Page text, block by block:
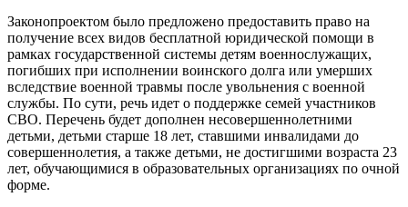
Законопроектом было предложено предоставить право на
получение всех видов бесплатной юридической помощи в
рамках государственной системы детям военнослужащих,
погибших при исполнении воинского долга или умерших
вследствие военной травмы после увольнения с военной
службы. По сути, речь идет о поддержке семей участников
СВО. Перечень будет дополнен несовершеннолетними
детьми, детьми старше 18 лет, ставшими инвалидами до
совершеннолетия, а также детьми, не достигшими возраста 23
лет, обучающимися в образовательных организациях по очной
форме.